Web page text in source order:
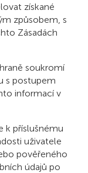
získané
způsobem, s
Zásadách
soukromí
s postupem
informací v
k příslušnému
uživatele
pověřeného
údajů po